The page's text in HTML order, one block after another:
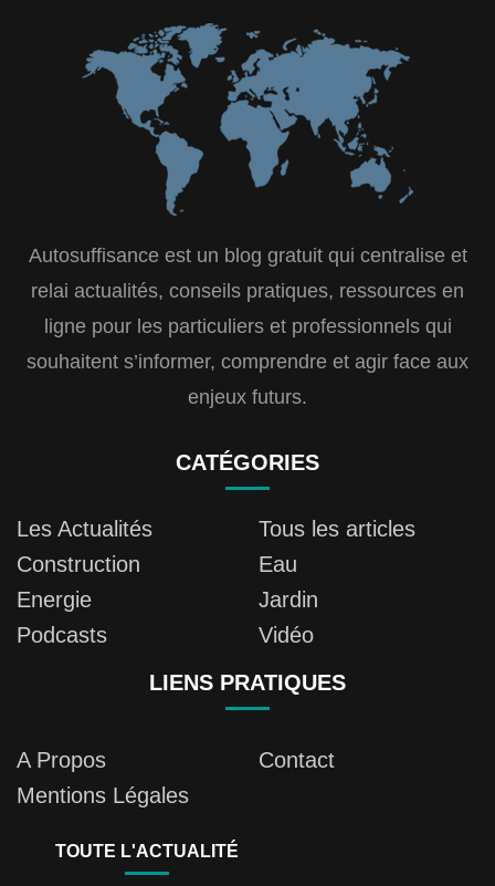
Autosuffisance est un blog gratuit qui centralise et
relai actualités, conseils pratiques, ressources en
ligne pour les particuliers et professionnels qui
souhaitent s’informer, comprendre et agir face aux
enjeux futurs.
CATÉGORIES
Les Actualités
Tous les articles
Construction
Eau
Energie
Jardin
Podcasts
Vidéo
LIENS PRATIQUES
A Propos
Contact
Mentions Légales
TOUTE L'ACTUALITÉ